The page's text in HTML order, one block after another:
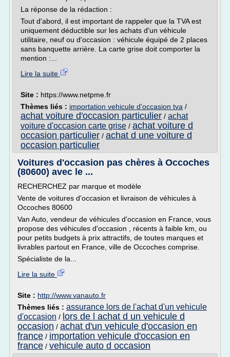
La réponse de la rédaction :
Tout d'abord, il est important de rappeler que la TVA est
uniquement déductible sur les achats d'un véhicule
utilitaire, neuf ou d'occasion : véhicule équipé de 2 places
sans banquette arrière. La carte grise doit comporter la
mention :...
Lire la suite
Site : https://www.netpme.fr
Thèmes liés : importation vehicule d'occasion tva /
achat voiture d'occasion particulier / achat
voiture d'occasion carte grise / achat voiture d
occasion particulier / achat d une voiture d
occasion particulier
Voitures d'occasion pas chères à Occoches
(80600) avec le ...
RECHERCHEZ par marque et modèle
Vente de voitures d'occasion et livraison de véhicules à
Occoches 80600
Van Auto, vendeur de véhicules d'occasion en France, vous
propose des véhicules d'occasion , récents à faible km, ou
pour petits budgets à prix attractifs, de toutes marques et
livrables partout en France, ville de Occoches comprise.
Spécialiste de la...
Lire la suite
Site : http://www.vanauto.fr
Thèmes liés : assurance lors de l'achat d'un vehicule
d'occasion / lors de l achat d un vehicule d
occasion / achat d'un vehicule d'occasion en
france / importation vehicule d'occasion en
france / vehicule auto d occasion